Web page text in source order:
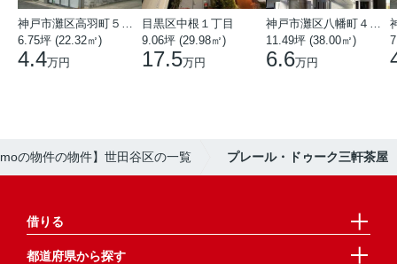
6.75坪 (22.32㎡)
4.4万円
目黒区中根１丁目
9.06坪 (29.98㎡)
17.5万円
11.49坪 (38.00㎡)
6.6万円
の物件の物件】世田谷区の一覧 プレール・ドゥーク三軒茶屋
借りる
都道府県から探す